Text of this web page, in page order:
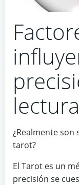
¿Realmente son
tarot?
El Tarot es un
precisión se